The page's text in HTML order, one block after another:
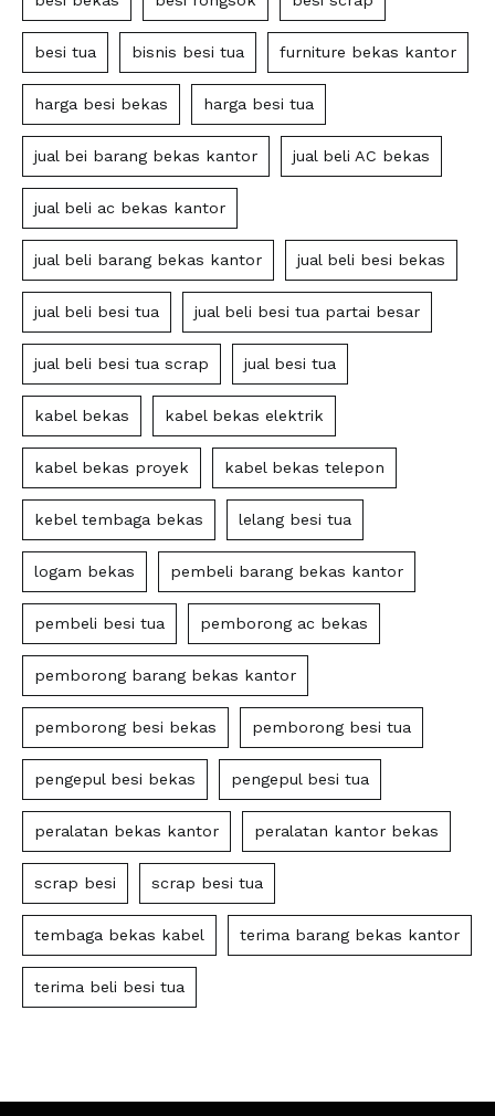
besi tua bisnis besi tua furniture bekas kantor
harga besi bekas harga besi tua
jual bei barang bekas kantor jual beli AC bekas
jual beli ac bekas kantor
jual beli barang bekas kantor jual beli besi bekas
jual beli besi tua jual beli besi tua partai besar
jual beli besi tua scrap jual besi tua
kabel bekas kabel bekas elektrik
kabel bekas proyek kabel bekas telepon
kebel tembaga bekas lelang besi tua
logam bekas pembeli barang bekas kantor
pembeli besi tua pemborong ac bekas
pemborong barang bekas kantor
pemborong besi bekas pemborong besi tua
pengepul besi bekas pengepul besi tua
peralatan bekas kantor peralatan kantor bekas
scrap besi scrap besi tua
tembaga bekas kabel terima barang bekas kantor
terima beli besi tua